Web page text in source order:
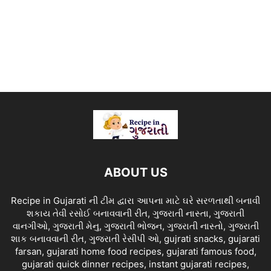
ABOUT US
Recipe in Gujarati ની ટીમ દ્વારા આપના માટે ઘરે સરળતાથી બનાવી
શકાય તેવી રસોઈ બનાવવાની રીત, ગુજરાતી નાસ્તા, ગુજરાતી
વાનગીઓ, ગુજરાતી મેનુ, ગુજરાતી ભોજન, ગુજરાતી નાસ્તો, ગુજરાતી
શાક બનાવવાની રીત, ગુજરાતી રેસીપી ઓ, gujrati snacks, gujarati
farsan, gujarati home food recipes, gujarati famous food,
gujarati quick dinner recipes, instant gujarati recipes,